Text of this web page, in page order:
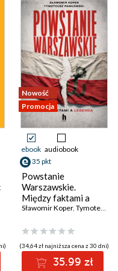
Nowość
Promocja
ebook audiobook
35 pkt
Powstanie
Warszawskie.
Między faktami a
legendą
Sławomir Koper,Tymoteusz Pawłowski
(34,64 zł najniższa cena z 30 dni)
35.99 zł